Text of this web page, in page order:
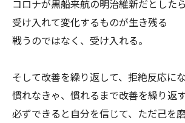
コロナが黒船来航の明治維新だとしたら
受け入れて変化するものが生き残る
戦うのではなく、受け入れる。
そして改善を繰り返して、拒絶反応に
慣れなきゃ、慣れるまで改善を繰り返す
必ずできると自分を信じて、ただ己を